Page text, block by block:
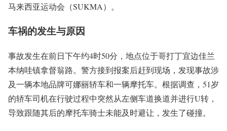
马来西亚运动会（SUKMA）。
车祸的发生与原因
事故发生在前日下午约4时50分，地点位于哥打丁宜边佳兰
本纳哇镇拿督翁路。警方接到报案后赶到现场，发现事故涉
及一辆本地品牌可娜丽轿车和一辆摩托车。根据调查，51岁
的轿车司机在行驶过程中突然从左侧车道换道并进行U转，
导致跟随其后的摩托车骑士未能及时避让，发生了碰撞。